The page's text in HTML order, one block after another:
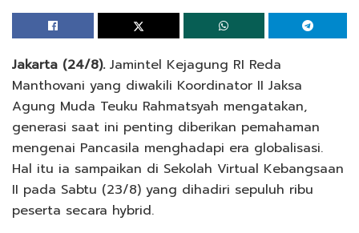
Jakarta (24/8).Jamintel Kejagung RI Reda
Manthovani yang diwakili Koordinator II Jaksa
Agung Muda Teuku Rahmatsyah mengatakan,
generasi saat ini penting diberikan pemahaman
mengenai Pancasila menghadapi era globalisasi.
Hal itu ia sampaikan di Sekolah Virtual Kebangsaan
II pada Sabtu (23/8) yang dihadiri sepuluh ribu
peserta secara hybrid.